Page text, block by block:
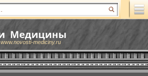
www.novosti-mediciny.ru